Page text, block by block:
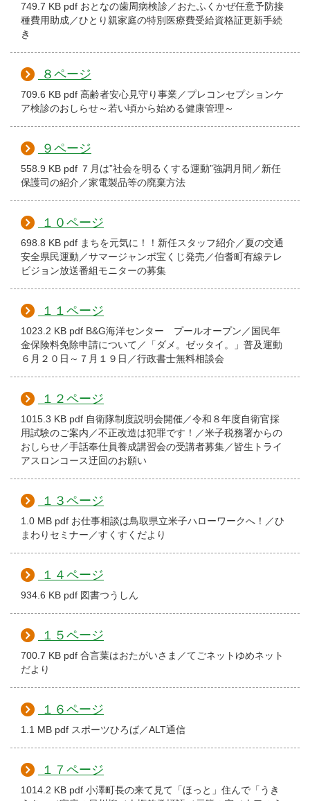
749.7 KB pdf おとなの歯周病検診／おたふくかぜ任意予防接
種費用助成／ひとり親家庭の特別医療費受給資格証更新手続
き
８ページ
709.6 KB pdf 高齢者安心見守り事業／プレコンセプションケ
ア検診のおしらせ～若い頃から始める健康管理～
９ページ
558.9 KB pdf ７月は”社会を明るくする運動”強調月間／新任
保護司の紹介／家電製品等の廃棄方法
１０ページ
698.8 KB pdf まちを元気に！！新任スタッフ紹介／夏の交通
安全県民運動／サマージャンボ宝くじ発売／伯耆町有線テレ
ビジョン放送番組モニターの募集
１１ページ
1023.2 KB pdf B&G海洋センター プールオープン／国民年
金保険料免除申請について／「ダメ。ゼッタイ。」普及運動
６月２０日～７月１９日／行政書士無料相談会
１２ページ
1015.3 KB pdf 自衛隊制度説明会開催／令和８年度自衛官採
用試験のご案内／不正改造は犯罪です！／米子税務署からの
おしらせ／手話奉仕員養成講習会の受講者募集／皆生トライ
アスロンコース迂回のお願い
１３ページ
1.0 MB pdf お仕事相談は鳥取県立米子ハローワークへ！／ひ
まわりセミナー／すくすくだより
１４ページ
934.6 KB pdf 図書つうしん
１５ページ
700.7 KB pdf 合言葉はおたがいさま／てごネットゆめネット
だより
１６ページ
1.1 MB pdf スポーツひろば／ALT通信
１７ページ
1014.2 KB pdf 小澤町長の来て見て「ほっと」住んで「うき